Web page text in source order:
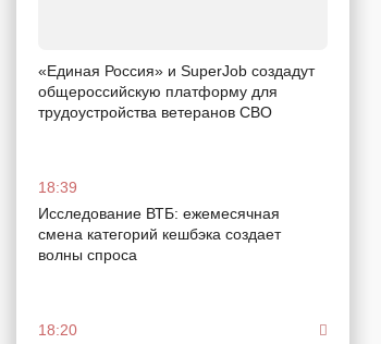
«Единая Россия» и SuperJob создадут
общероссийскую платформу для
трудоустройства ветеранов СВО
18:39
Исследование ВТБ: ежемесячная
смена категорий кешбэка создает
волны спроса
18:20